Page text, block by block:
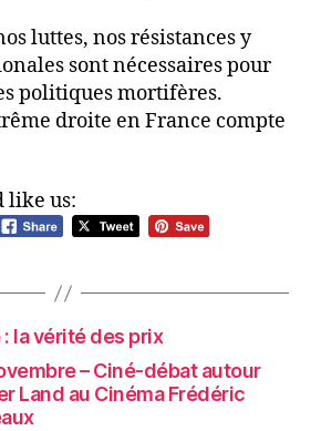
luttes, nos résistances y
sont nécessaires pour
politiques mortifères.
droite en France compte
like us:
la vérité des prix
– Ciné-débat autour
Land au Cinéma Frédéric